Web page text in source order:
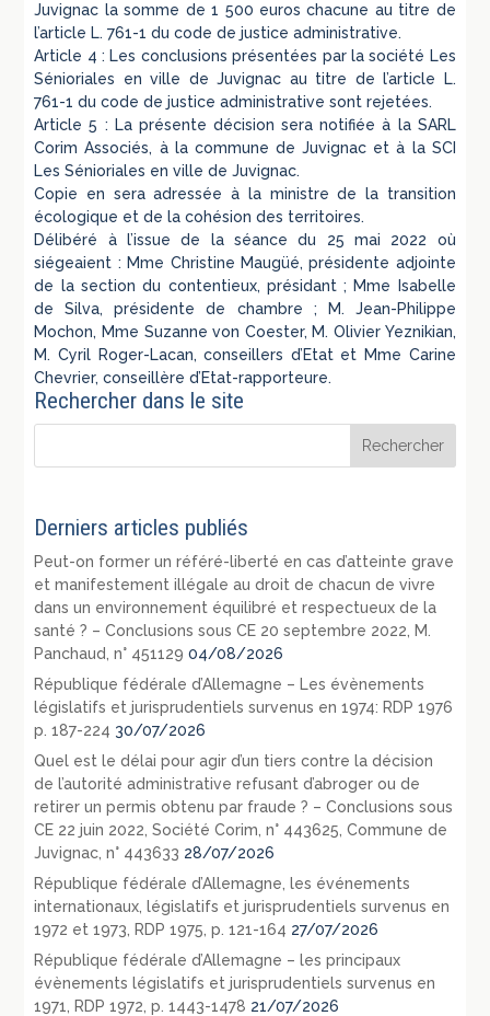
Juvignac la somme de 1 500 euros chacune au titre de
l’article L. 761-1 du code de justice administrative.
Article 4 : Les conclusions présentées par la société Les
Sénioriales en ville de Juvignac au titre de l’article L.
761-1 du code de justice administrative sont rejetées.
Article 5 : La présente décision sera notifiée à la SARL
Corim Associés, à la commune de Juvignac et à la SCI
Les Sénioriales en ville de Juvignac.
Copie en sera adressée à la ministre de la transition
écologique et de la cohésion des territoires.
Délibéré à l’issue de la séance du 25 mai 2022 où
siégeaient : Mme Christine Maugüé, présidente adjointe
de la section du contentieux, présidant ; Mme Isabelle
de Silva, présidente de chambre ; M. Jean-Philippe
Mochon, Mme Suzanne von Coester, M. Olivier Yeznikian,
M. Cyril Roger-Lacan, conseillers d’Etat et Mme Carine
Chevrier, conseillère d’Etat-rapporteure.
Rechercher dans le site
Derniers articles publiés
Peut-on former un référé-liberté en cas d’atteinte grave
et manifestement illégale au droit de chacun de vivre
dans un environnement équilibré et respectueux de la
santé ? – Conclusions sous CE 20 septembre 2022, M.
Panchaud, n° 451129 04/08/2026
République fédérale d’Allemagne – Les évènements
législatifs et jurisprudentiels survenus en 1974: RDP 1976
p. 187-224 30/07/2026
Quel est le délai pour agir d’un tiers contre la décision
de l’autorité administrative refusant d’abroger ou de
retirer un permis obtenu par fraude ? – Conclusions sous
CE 22 juin 2022, Société Corim, n° 443625, Commune de
Juvignac, n° 443633 28/07/2026
République fédérale d’Allemagne, les événements
internationaux, législatifs et jurisprudentiels survenus en
1972 et 1973, RDP 1975, p. 121-164 27/07/2026
République fédérale d’Allemagne – les principaux
évènements législatifs et jurisprudentiels survenus en
1971, RDP 1972, p. 1443-1478 21/07/2026